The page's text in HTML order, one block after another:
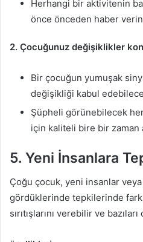
Herhangi bir aktivitenin
önce önceden haber
2. Çocuğunuz değişiklikler
Bir çocuğun yumuşak
değişikliği kabul
Şüpheli görünebilecek
için kaliteli bire bir zaman
5. Yeni İnsanlara
Çoğu çocuk, yeni insanlar
gördüklerinde tepkilerinde
sırıtışlarını verebilir ve